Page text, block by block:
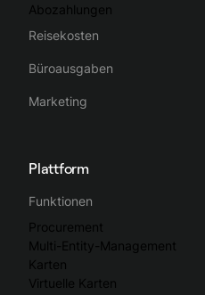
Abozahlungen
Reisekosten
Büroausgaben
Marketing
Plattform
Funktionen
Procurement
Multi-Entity-Management
Karten
Virtuelle Karten